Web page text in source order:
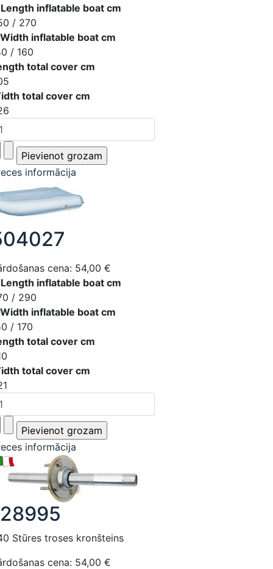
inflatable boat cm
/ 270
inflatable boat cm
/ 160
total cover cm
total cover cm
informācija
cena: 54,00 €
inflatable boat cm
/ 290
inflatable boat cm
/ 170
total cover cm
total cover cm
informācija
Stūres troses kronšteins
cena: 54,00 €